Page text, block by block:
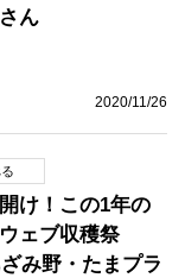
ん
2020/11/26
け！この1年の
ェブ収穫祭
み野・たまプラ